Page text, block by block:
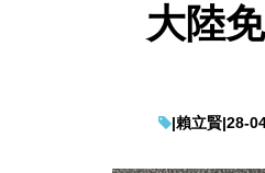
大陸
|賴立賢|28-